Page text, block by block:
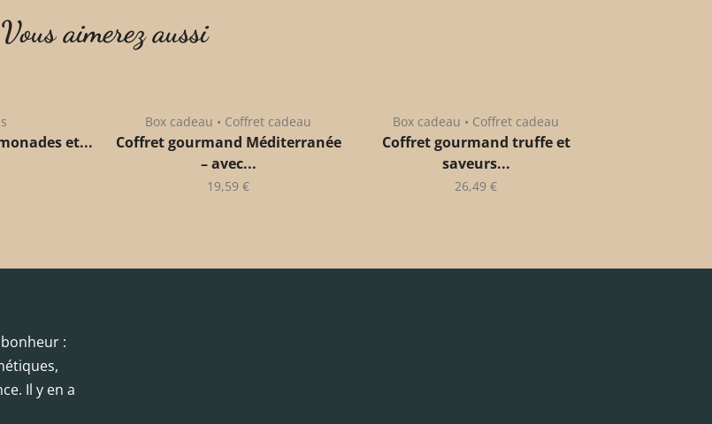
Vous aimerez aussi
et...
Box cadeau • Coffret cadeau
Coffret gourmand Méditerranée
– avec...
19,59 €
Box cadeau • Coffret cadeau
Coffret gourmand truffe et
saveurs...
26,49 €
:
Il y en a